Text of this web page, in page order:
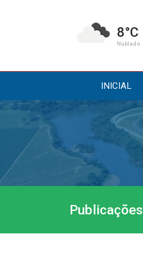
8°C
Nublado
INICIAL
Institucional
A Prefeitura
Gabinete do Prefeito
História do Município
Publicações